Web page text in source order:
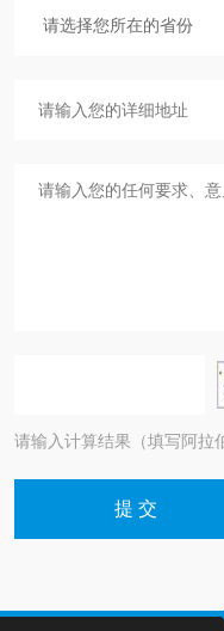
请输入计算结果（填写阿拉